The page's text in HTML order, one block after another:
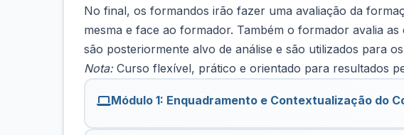
No final, os formandos irão fazer uma avaliação da
mesma e face ao formador. Também o formador avalia
são posteriormente alvo de análise e são utilizados para
Nota:Curso flexível, prático e orientado para resultados
Módulo 1: Enquadramento e Contextualização do